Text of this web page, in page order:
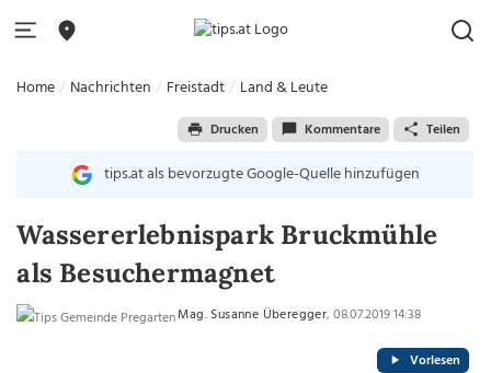
Home Nachrichten Freistadt Land & Leute
Drucken Kommentare Teilen
tips.at als bevorzugte Google-Quelle hinzufügen
Wassererlebnispark Bruckmühle
als Besuchermagnet
Mag. Susanne Überegger, 08.07.2019 14:38
Vorlesen